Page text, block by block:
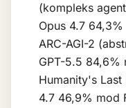
(kompleks
Opus 4.7
ARC-AGI-2
GPT-5.5 84,6%
Humanity's
4.7 46,9% mod